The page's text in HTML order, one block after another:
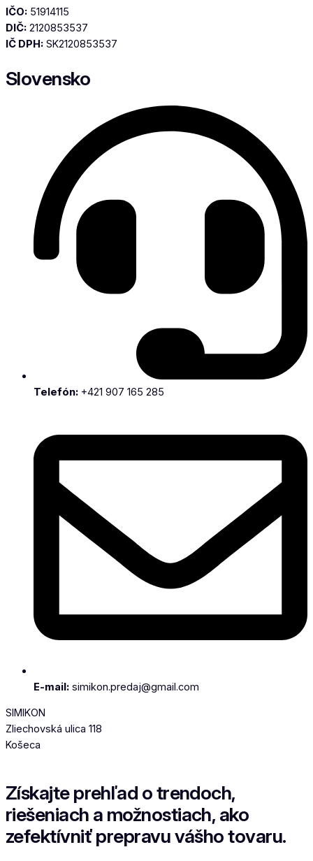
IČO: 51914115
DIČ: 2120853537
IČ DPH: SK2120853537
Slovensko
Telefón: +421 907 165 285
E-mail: simikon.predaj@gmail.com
SIMIKON
Zliechovská ulica 118
Košeca
Získajteprehľad o trendoch,
riešeniach a možnostiach, ako
zefektívniť prepravu vášho tovaru.